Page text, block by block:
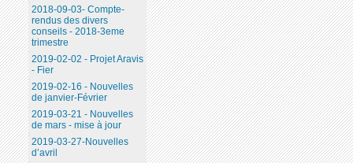
2018-09-03- Compte-
rendus des divers
conseils - 2018-3eme
trimestre
2019-02-02 - Projet Aravis
- Fier
2019-02-16 - Nouvelles
de janvier-Février
2019-03-21 - Nouvelles
de mars - mise à jour
2019-03-27-Nouvelles
d’avril